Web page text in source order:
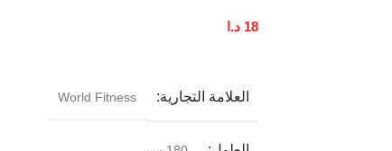
18 د.ا
العلامة التجارية World Fitness